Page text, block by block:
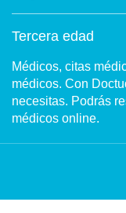
Tercera edad
Médicos, citas
médicos. Con
necesitas. Podrás
médicos online.